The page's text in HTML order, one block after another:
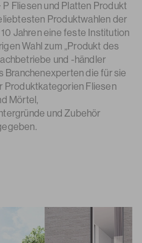
Fliesen und Platten Produkt
Produktwahlen der
Jahren eine feste Institution
Wahl zum „Produkt des
und -händler
Branchenexperten die für sie
Produktkategorien Fliesen
Mörtel,
und Zubehör